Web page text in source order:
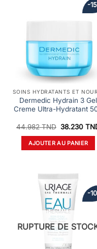
-
Dermedic Hydrain 3 Gel
Creme Ultra-Hydratant
44.982TND Le
initial
était :
44.982
38.230
AJOUTER AU PANIER
-
RUPTURE DE